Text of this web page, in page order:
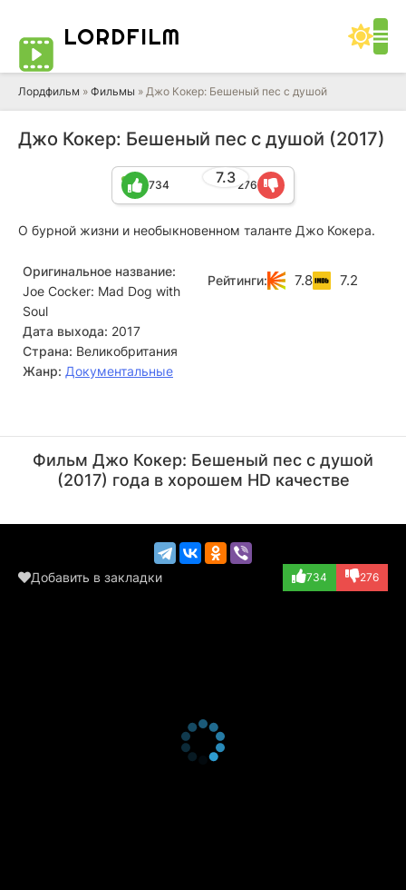
LORDFILM
Лордфильм » Фильмы » Джо Кокер: Бешеный пес с душой
Джо Кокер: Бешеный пес с душой (2017)
7.3
734 276
О бурной жизни и необыкновенном таланте Джо Кокера.
Оригинальное название:
Joe Cocker: Mad Dog with
Soul
Дата выхода: 2017
Страна: Великобритания
Жанр: Документальные
Рейтинги: 7.8 7.2
(играет самого с...)
(играет самого с...)
Фильм Джо Кокер: Бешеный пес с душой
(2017) года в хорошем HD качестве
Добавить в закладки 734 276